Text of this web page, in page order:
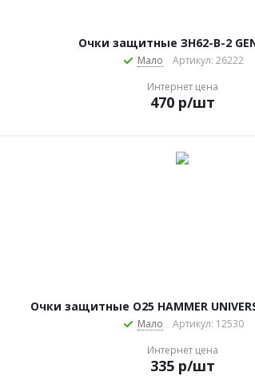
Очки защитные ЗН62-В-2
Мало
Артикул: 26222
Интернет цена
470р/шт
Очки защитные О25 HAMMER
Мало
Артикул: 12530
Интернет цена
335р/шт